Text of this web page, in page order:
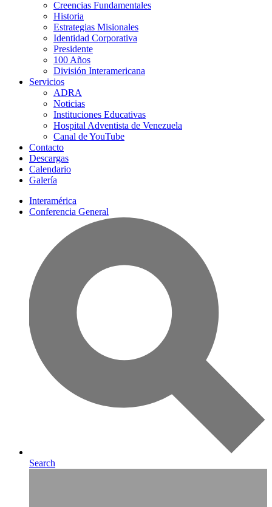
Creencias Fundamentales
Historia
Estrategias Misionales
Identidad Corporativa
Presidente
100 Años
División Interamericana
Servicios
ADRA
Noticias
Instituciones Educativas
Hospital Adventista de Venezuela
Canal de YouTube
Contacto
Descargas
Calendario
Galería
Interamérica
Conferencia General
Search